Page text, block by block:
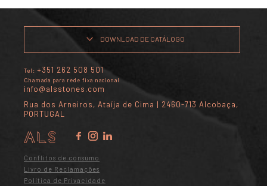
DOWNLOAD DE CATÁLOGO
Tel: +351 262 508 501
Chamada para rede fixa nacional
info@alsstones.com
Rua dos Arneiros, Ataíja de Cima | 2460-713 Alcobaça,
PORTUGAL
Conflitos de consumo
Livro de Reclamações
Política de Privacidade